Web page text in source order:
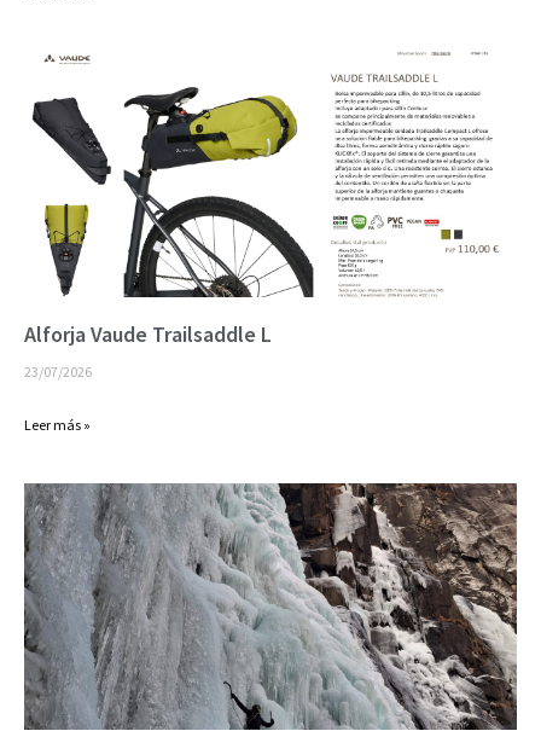
Alforja Vaude Trailsaddle L
23/07/2026
Leer más »